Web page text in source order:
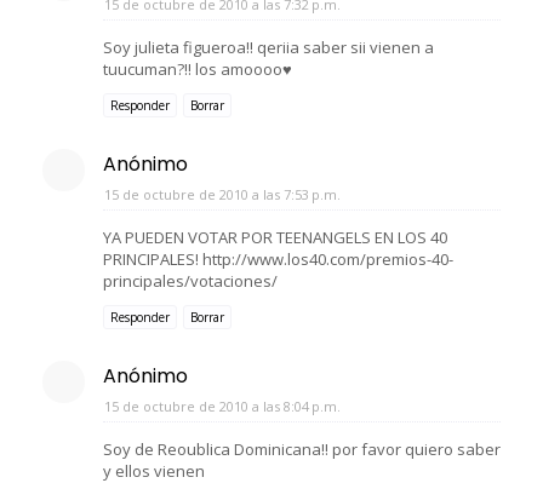
15 de octubre de 2010 a las 7:32 p.m.
Soy julieta figueroa!! qeriia saber sii vienen a
tuucuman?!! los amoooo♥
Responder Borrar
Anónimo
15 de octubre de 2010 a las 7:53 p.m.
YA PUEDEN VOTAR POR TEENANGELS EN LOS 40
PRINCIPALES! http://www.los40.com/premios-40-
principales/votaciones/
Responder Borrar
Anónimo
15 de octubre de 2010 a las 8:04 p.m.
Soy de Reoublica Dominicana!! por favor quiero saber
y ellos vienen